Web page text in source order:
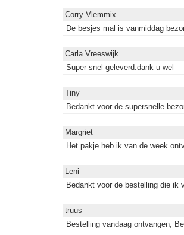
Corry Vlemmix
De besjes mal is vanmiddag
Carla Vreeswijk
Super snel geleverd.dank u wel
Tiny
Bedankt voor de supersnelle
Margriet
Het pakje heb ik van de week
Leni
Bedankt voor de bestelling die ik
truus
Bestelling vandaag ontvangen,